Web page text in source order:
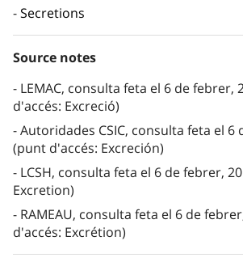
Secretions
Source notes
LEMAC, consulta feta el 6 de febrer,
d'accés: Excreció)
Autoridades CSIC, consulta feta el 6
(punt d'accés: Excreción)
LCSH, consulta feta el 6 de febrer,
Excretion)
RAMEAU, consulta feta el 6 de
d'accés: Excrétion)